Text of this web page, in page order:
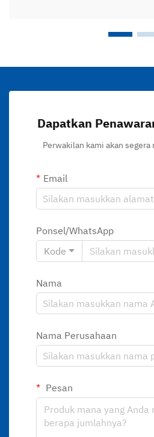
Dapatkan
Perwakilan kami akan
Email
Ponsel/WhatsApp
Kode
Nama
Nama Perusahaan
Pesan